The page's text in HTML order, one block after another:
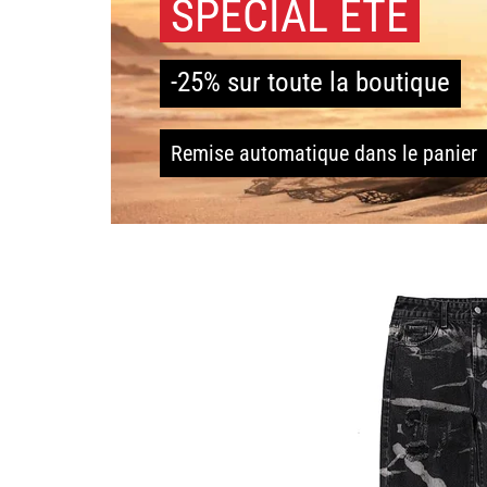
SPÉCIAL ÉTÉ
-25% sur toute la boutique
Remise automatique dans le panier